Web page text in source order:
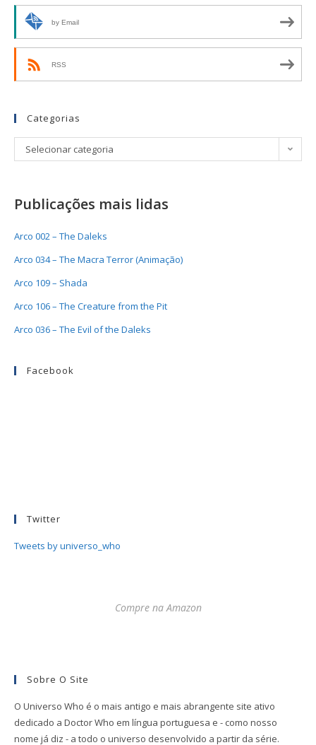
by Email
RSS
Categorias
Selecionar categoria
Publicações mais lidas
Arco 002 – The Daleks
Arco 034 – The Macra Terror (Animação)
Arco 109 – Shada
Arco 106 – The Creature from the Pit
Arco 036 – The Evil of the Daleks
Facebook
Twitter
Tweets by universo_who
Compre na Amazon
Sobre O Site
O Universo Who é o mais antigo e mais abrangente site ativo
dedicado a Doctor Who em língua portuguesa e - como nosso
nome já diz - a todo o universo desenvolvido a partir da série.